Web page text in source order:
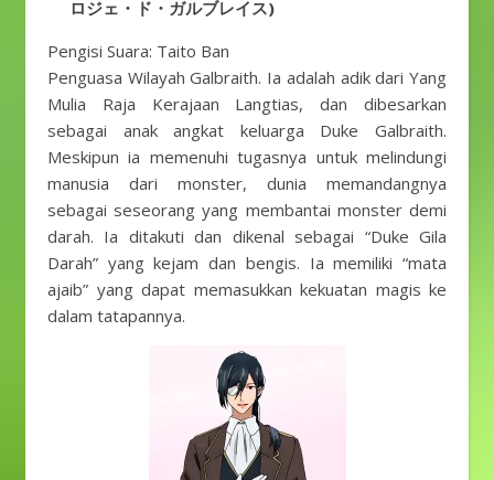
ロジェ・ド・ガルブレイス)
Pengisi Suara: Taito Ban
Penguasa Wilayah Galbraith. Ia adalah adik dari Yang
Mulia Raja Kerajaan Langtias, dan dibesarkan
sebagai anak angkat keluarga Duke Galbraith.
Meskipun ia memenuhi tugasnya untuk melindungi
manusia dari monster, dunia memandangnya
sebagai seseorang yang membantai monster demi
darah. Ia ditakuti dan dikenal sebagai “Duke Gila
Darah” yang kejam dan bengis. Ia memiliki “mata
ajaib” yang dapat memasukkan kekuatan magis ke
dalam tatapannya.